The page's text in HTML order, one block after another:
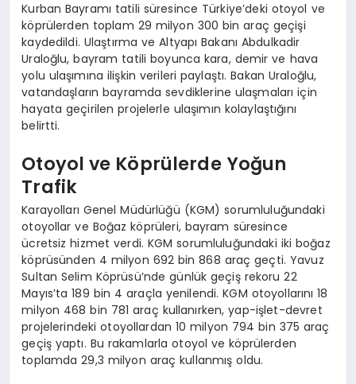
Kurban Bayramı tatili süresince Türkiye’deki otoyol ve
köprülerden toplam 29 milyon 300 bin araç geçişi
kaydedildi. Ulaştırma ve Altyapı Bakanı Abdulkadir
Uraloğlu, bayram tatili boyunca kara, demir ve hava
yolu ulaşımına ilişkin verileri paylaştı. Bakan Uraloğlu,
vatandaşların bayramda sevdiklerine ulaşmaları için
hayata geçirilen projelerle ulaşımın kolaylaştığını
belirtti.
Otoyol ve Köprülerde Yoğun
Trafik
Karayolları Genel Müdürlüğü (KGM) sorumluluğundaki
otoyollar ve Boğaz köprüleri, bayram süresince
ücretsiz hizmet verdi. KGM sorumluluğundaki iki boğaz
köprüsünden 4 milyon 692 bin 868 araç geçti. Yavuz
Sultan Selim Köprüsü’nde günlük geçiş rekoru 22
Mayıs’ta 189 bin 4 araçla yenilendi. KGM otoyollarını 18
milyon 468 bin 781 araç kullanırken, yap-işlet-devret
projelerindeki otoyollardan 10 milyon 794 bin 375 araç
geçiş yaptı. Bu rakamlarla otoyol ve köprülerden
toplamda 29,3 milyon araç kullanmış oldu.